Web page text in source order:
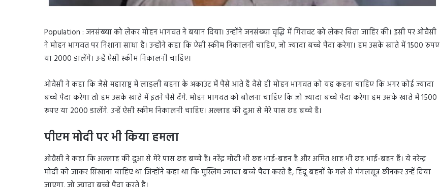
Population : जनसंख्या को लेकर मोहन भागवत ने बयान दिया। उन्होंने जनसंख्या वृद्धि में गिरावट को लेकर चिंता जाहिर की। इसी पर ओवैसी
ने मोहन भागवत पर निशाना साधा है। उन्होंने कहा कि ऐसी स्कीम निकालनी चाहिए, जो ज्यादा बच्चे पैदा करेगा। हम उसके खाते में 1500 रुपए
या 2000 डालेंगे। उन्हें ऐसी स्कीम निकालनी चाहिए।
ओवैसी ने कहा कि जैसे महाराष्ट्र में लाड़ली बहना के अकाउंट में पैसे आते हैं वैसे ही मोहन भागवत को यह कहना चाहिए कि अगर कोई ज्यादा
बच्चे पैदा करेगा तो हम उसके खाते में इतने पैसे देंगे. मोहन भागवत को बोलना चाहिए कि जो ज्यादा बच्चे पैदा करेगा हम उसके खाते में 1500
रूपए या 2000 डालेंगे. उन्हें ऐसी स्कीम निकालनी चाहिए। अल्लाह की दुआ से मेरे पास छह बच्चे हैं।
पीएम मोदी पर भी किया हमला
ओवैसी ने कहा कि अल्लाह की दुआ से मेरे पास छह बच्चे हैं। नरेंद्र मोदी भी छह भाई-बहन हैं और अमित शाह भी छह भाई-बहन हैं। ये नरेन्द्र
मोदी को जाकर सिखाना चाहिए था जिन्होंने कहा था कि मुस्लिम ज्यादा बच्चे पैदा करते है, हिंदू बहनों के गले से मंगलसूत्र छीनकर उन्हें दिया